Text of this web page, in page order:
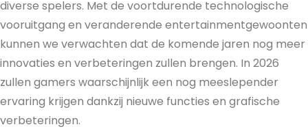
diverse spelers. Met de voortdurende technologische
vooruitgang en veranderende entertainmentgewoonten
kunnen we verwachten dat de komende jaren nog meer
innovaties en verbeteringen zullen brengen. In 2026
zullen gamers waarschijnlijk een nog meeslepender
ervaring krijgen dankzij nieuwe functies en grafische
verbeteringen.